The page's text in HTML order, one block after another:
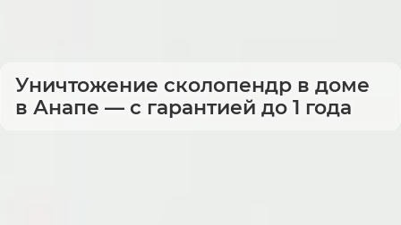
Уничтожение сколопендр в доме
в Анапе — с гарантией до 1 года